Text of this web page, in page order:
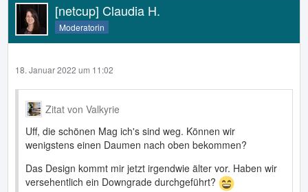
[netcup] Claudia H.
Moderatorin
18. Januar 2022 um 11:02
Zitat von Valkyrie
Uff, die schönen Mag ich's sind weg. Können wir
wenigstens einen Daumen nach oben bekommen?
Das Design kommt mir jetzt irgendwie älter vor. Haben wir
versehentlich ein Downgrade durchgeführt?